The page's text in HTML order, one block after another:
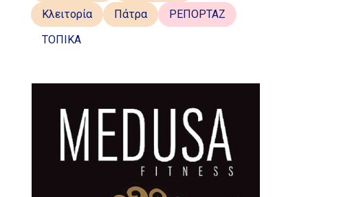
Κλειτορία
Πάτρα
ΡΕΠΟΡΤΑΖ
ΤΟΠΙΚΑ